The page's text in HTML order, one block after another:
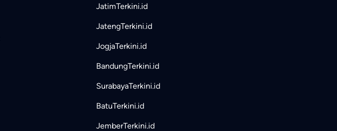
JatimTerkini.id
JatengTerkini.id
JogjaTerkini.id
BandungTerkini.id
SurabayaTerkini.id
BatuTerkini.id
JemberTerkini.id